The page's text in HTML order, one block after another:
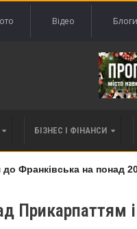
Відео Блоги
БІЗНЕС І ФІНАНСИ
на понад 20
Прикарпаттям